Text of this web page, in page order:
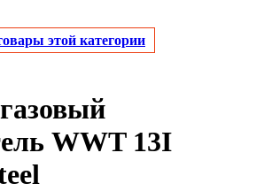
этой категории
WWT 13I